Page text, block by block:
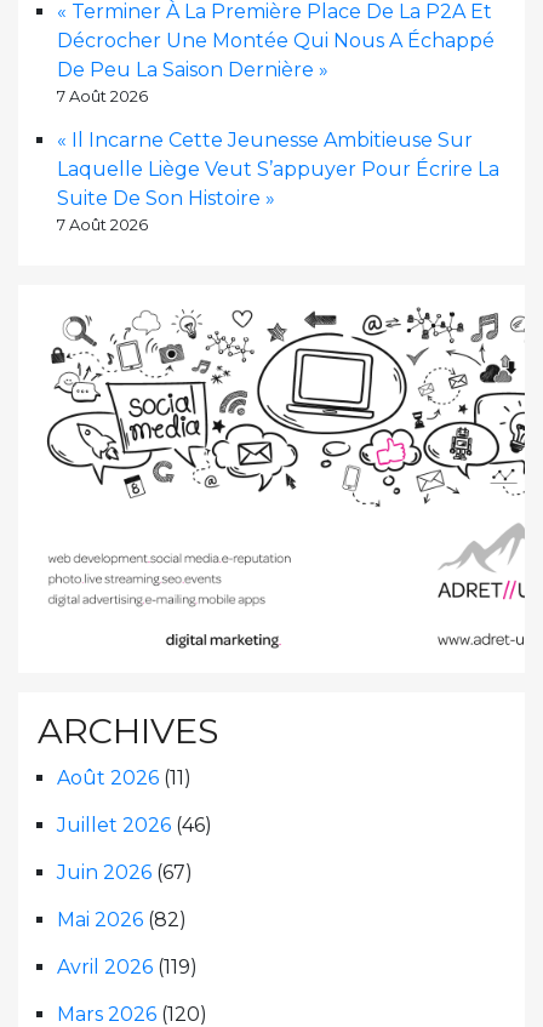
« Terminer À La Première Place De La P2A Et
Décrocher Une Montée Qui Nous A Échappé
De Peu La Saison Dernière »
7 Août 2026
« Il Incarne Cette Jeunesse Ambitieuse Sur
Laquelle Liège Veut S’appuyer Pour Écrire La
Suite De Son Histoire »
7 Août 2026
ARCHIVES
Août 2026 (11)
Juillet 2026 (46)
Juin 2026 (67)
Mai 2026 (82)
Avril 2026 (119)
Mars 2026 (120)